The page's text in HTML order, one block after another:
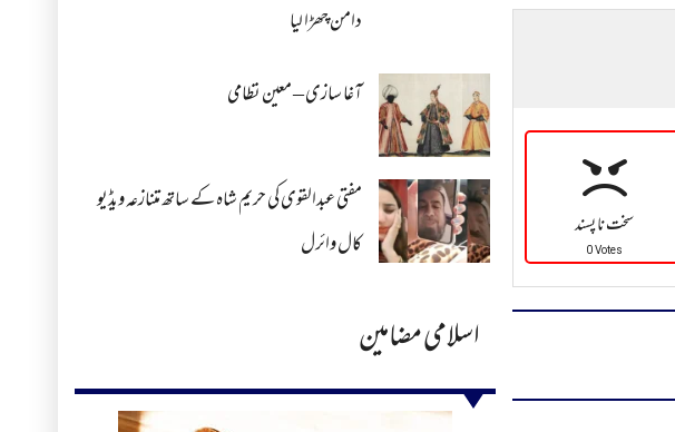
دامن چھڑا لیا
آغا سازی – معین نظامی
مفتی عبدالقوی کی حریم شاہ کے ساتھ متنازعہ ویڈیو
کال وائرل
اسلامی مضامین
سخت نا پسند
0 Votes